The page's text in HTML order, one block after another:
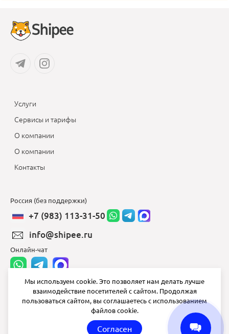
Услуги
Сервисы и тарифы
О компании
О компании
Контакты
Россия (без поддержки)
+7 (983) 113-31-50
info@shipee.ru
Онлайн-чат
info@shipee.ru
Мы используем cookie. Это позволяет нам делать лучше
взаимодействие посетителей с сайтом. Продолжая
пользоваться сайтом, вы соглашаетесь с использованием
файлов cookie.
Согласен